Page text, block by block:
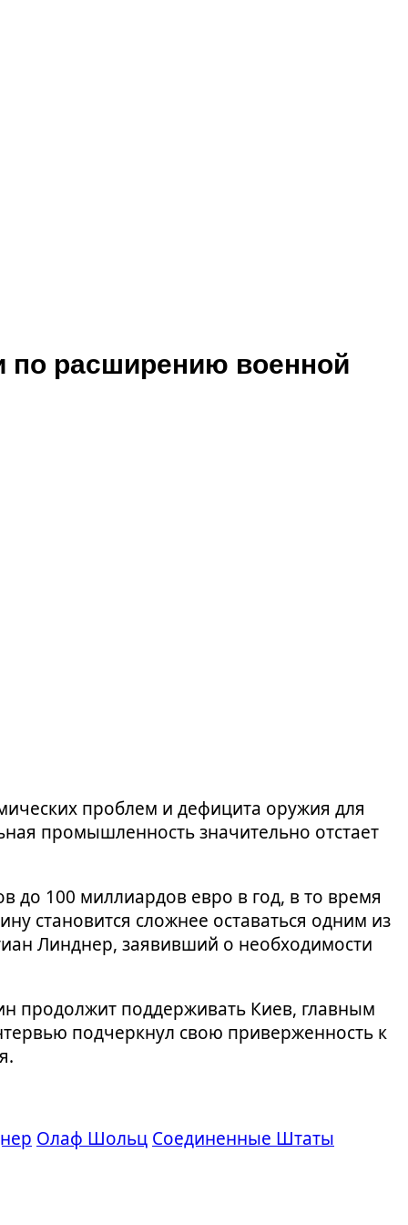
по расширению военной
проблем и дефицита оружия для
промышленность значительно отстает
до 100 миллиардов евро в год, в то время
становится сложнее оставаться одним из
Линднер, заявивший о необходимости
продолжит поддерживать Киев, главным
подчеркнул свою приверженность к
Олаф Шольц Соединенные Штаты